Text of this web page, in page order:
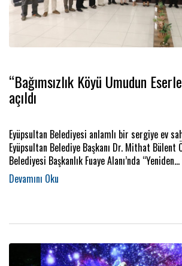
“Bağımsızlık Köyü Umudun
açıldı
Eyüpsultan Belediyesi anlamlı bir sergiye ev
Eyüpsultan Belediye Başkanı Dr. Mithat Bülent
Belediyesi Başkanlık Fuaye Alanı’nda
Umudun Eserleri” isimli serginin açılışını yaptı.